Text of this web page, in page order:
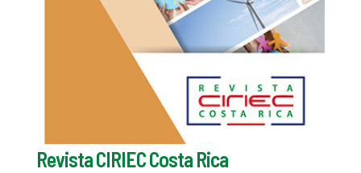
Revista CIRIEC Costa Rica